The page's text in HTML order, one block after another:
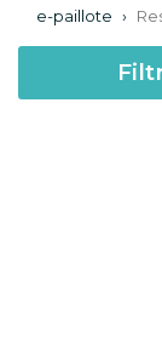
e-paillote ›